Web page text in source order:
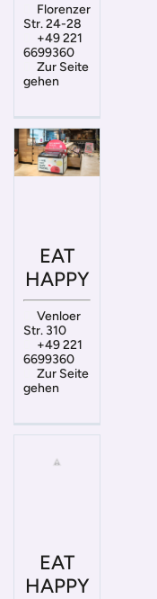
Florenzer
Str. 24-28
+49 221
6699360
Zur Seite
gehen
EAT
HAPPY
Venloer
Str. 310
+49 221
6699360
Zur Seite
gehen
EAT
HAPPY